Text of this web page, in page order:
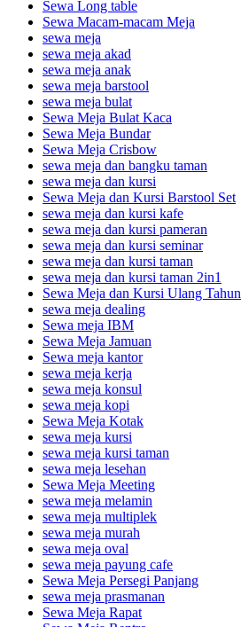
Sewa Long table
Sewa Macam-macam Meja
sewa meja
sewa meja akad
sewa meja anak
sewa meja barstool
sewa meja bulat
Sewa Meja Bulat Kaca
Sewa Meja Bundar
Sewa Meja Crisbow
sewa meja dan bangku taman
sewa meja dan kursi
Sewa Meja dan Kursi Barstool Set
sewa meja dan kursi kafe
sewa meja dan kursi pameran
sewa meja dan kursi seminar
sewa meja dan kursi taman
sewa meja dan kursi taman 2in1
Sewa Meja dan Kursi Ulang Tahun
sewa meja dealing
Sewa meja IBM
Sewa Meja Jamuan
Sewa meja kantor
sewa meja kerja
sewa meja konsul
sewa meja kopi
Sewa Meja Kotak
sewa meja kursi
sewa meja kursi taman
sewa meja lesehan
Sewa Meja Meeting
sewa meja melamin
sewa meja multiplek
sewa meja murah
sewa meja oval
sewa meja payung cafe
Sewa Meja Persegi Panjang
sewa meja prasmanan
Sewa Meja Rapat